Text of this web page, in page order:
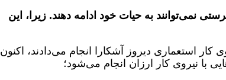
نمی‌توانند به حیات خود ادامه دهند. زیرا، این
استعماری دیروز آشکارا انجام می‌دادند، اکنون
با نیروی کار ارزان انجام می‌شود؛